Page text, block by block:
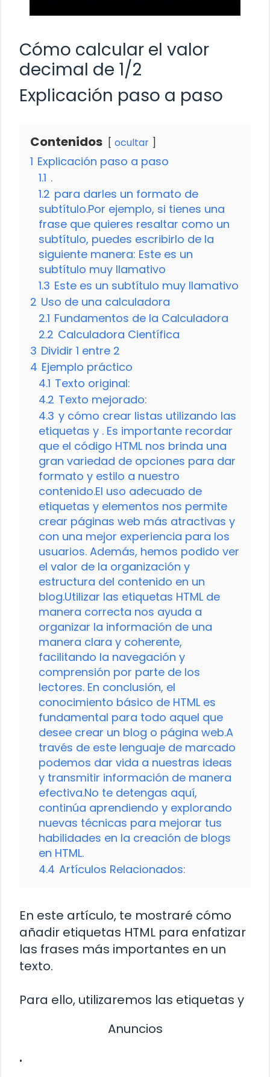
Cómo calcular el valor
decimal de 1/2
Explicación paso a paso
Contenidos ocultar
1 Explicación paso a paso
1.1 .
1.2 para darles un formato de
subtítulo.Por ejemplo, si tienes una
frase que quieres resaltar como un
subtítulo, puedes escribirlo de la
siguiente manera: Este es un
subtítulo muy llamativo
1.3 Este es un subtítulo muy llamativo
2 Uso de una calculadora
2.1 Fundamentos de la Calculadora
2.2 Calculadora Científica
3 Dividir 1 entre 2
4 Ejemplo práctico
4.1 Texto original:
4.2 Texto mejorado:
4.3 y cómo crear listas utilizando las
etiquetas y . Es importante recordar
que el código HTML nos brinda una
gran variedad de opciones para dar
formato y estilo a nuestro
contenido.El uso adecuado de
etiquetas y elementos nos permite
crear páginas web más atractivas y
con una mejor experiencia para los
usuarios. Además, hemos podido ver
el valor de la organización y
estructura del contenido en un
blog.Utilizar las etiquetas HTML de
manera correcta nos ayuda a
organizar la información de una
manera clara y coherente,
facilitando la navegación y
comprensión por parte de los
lectores. En conclusión, el
conocimiento básico de HTML es
fundamental para todo aquel que
desee crear un blog o página web.A
través de este lenguaje de marcado
podemos dar vida a nuestras ideas
y transmitir información de manera
efectiva.No te detengas aquí,
continúa aprendiendo y explorando
nuevas técnicas para mejorar tus
habilidades en la creación de blogs
en HTML.
4.4 Artículos Relacionados:
En este artículo, te mostraré cómo
añadir etiquetas HTML para enfatizar
las frases más importantes en un
texto.
Para ello, utilizaremos las etiquetas y
Anuncios
.